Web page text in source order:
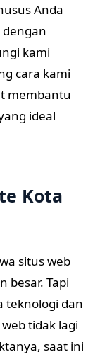
Anda
dengan
kami
cara kami
membantu
ideal
Kota
situs web
besar. Tapi
teknologi dan
tidak lagi
saat ini